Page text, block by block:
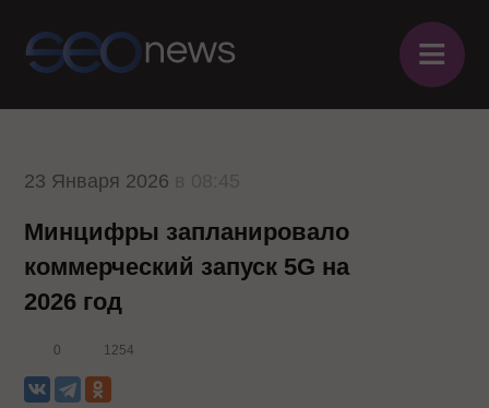
≡
23 Января 2026
Минцифры запланировало
коммерческий запуск 5G на
2026 год
0 1254